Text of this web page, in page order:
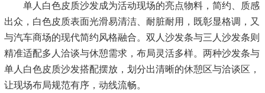
单人白色皮质沙发成为活动现场的亮点物料，简约、质感
出众，白色皮质表面光滑易清洁、耐脏耐用，既彰显格调，又
与汽车商场的现代简约风格融合。双人沙发条与三人沙发条则
精准适配多人洽谈与休憩需求，布局灵活多样。两种沙发条与
单人白色皮质沙发搭配摆放，划分出清晰的休憩区与洽谈区，
让现场布局规范有序，动线流畅。